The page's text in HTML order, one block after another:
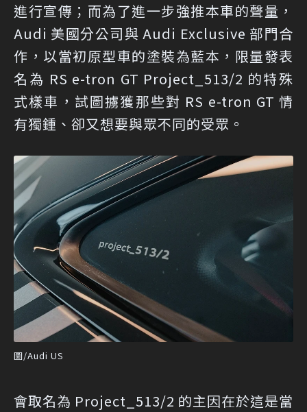
進行宣傳；而為了進一步強推本車的聲量，
Audi 美國分公司與 Audi Exclusive 部門合
作，以當初原型車的塗裝為藍本，限量發表
名為 RS e-tron GT Project_513/2 的特殊
式樣車，試圖擄獲那些對 RS e-tron GT 情
有獨鍾、卻又想要與眾不同的受眾。
圖/Audi US
會取名為 Project_513/2 的主因在於這是當